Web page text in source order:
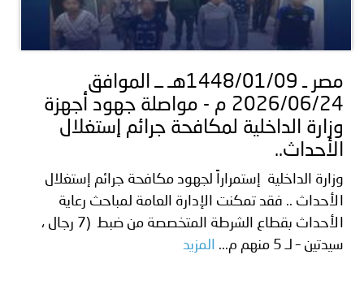
مصر ـ 1448/01/09هـ ــ الموافق
2026/06/24 م - مواصلة جهود أجهزة
وزارة الداخلية لمكافحة جرائم إستغلال
الأحداث..
وزارة الداخلية إستمراراً لجهود مكافحة جرائم إستغلال
الأحداث .. فقد تمكنت الإدارة العامة لمباحث رعاية
الأحداث بقطاع الشرطة المتخصصة من ضبط (7 رجال ،
سيدتين – لـ 5 منهم م...
المزيد